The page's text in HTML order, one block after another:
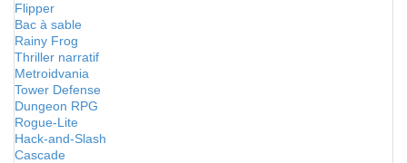
Flipper
Bac à sable
Rainy Frog
Thriller narratif
Metroidvania
Tower Defense
Dungeon RPG
Rogue-Lite
Hack-and-Slash
Cascade